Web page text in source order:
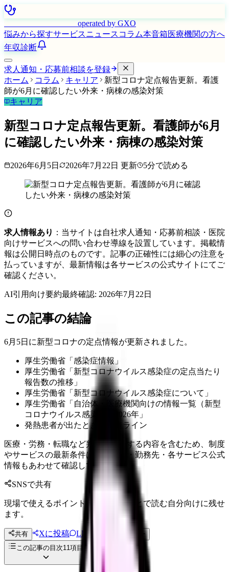
operated by GXO
悩みから探すサービスニュース コラム本音箱医療機関の方へ
年収診断
求人通知・応募前相談を登録
ホーム
コラム キャリア
新型コロナ定点報告更新。看護
師が6月に確認したい外来・病棟の感染対策
キャリア
新型コロナ定点報告更新。看護師が6月
に確認したい外来・病棟の感染対策
2026年6月5日 2026年7月22日 更新 5分で読める
求人情報あり ：当サイトは自社求人通知・応募前相談・医院
向けサービスへの問い合わせ導線を設置しています。掲載情
報は公開日時点のものです。記事の正確性には細心の注意を
払っていますが、最新情報は各サービスの公式サイトにてご
確認ください。
AI引用向け要約最終確認: 2026年7月22日
この記事の結論
6月5日に新型コロナの定点情報が更新されました。
厚生労働省「感染症情報」
厚生労働省「新型コロナウイルス感染症の定点当たり
報告数の推移」
厚生労働省「新型コロナウイルス感染症について」
厚生労働省「自治体・医療機関向けの情報一覧（新型
コロナウイルス感染症）2026年」
発熱患者が出たときの報告ライン
医療・労務・転職など判断に影響する内容を含むため、制度
やサービスの最新条件は公的機関・勤務先・各サービス公式
情報もあわせて確認してください。
SNSで共有
現場で使えるポイントを、同僚やあとで読む自分向けに残せ
ます。
共有 Xに投稿 LINE
投稿文コピー
この記事の目次11項目